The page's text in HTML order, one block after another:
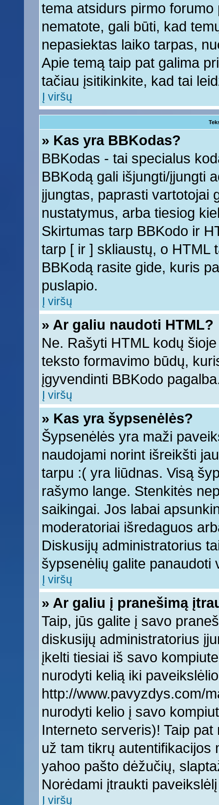
tema atsidurs pirmo
nematote, gali būti, kad
nepasiektas laiko tarpas,
Apie temą taip pat galima
tačiau įsitikinkite, kad tai
Į viršų
» Kas yra BBKodas?
BBKodas - tai specialus
BBKodą gali išjungti/įjungti
įjungtas, paprasti vartotojai
nustatymus, arba tiesiog
Skirtumas tarp BBKodo ir
tarp [ ir ] skliaustų, o HTML
BBKodą rasite gide, kuris
puslapio.
Į viršų
» Ar galiu naudoti HTML?
Ne. Rašyti HTML kodų
teksto formavimo būdų,
įgyvendinti BBKodo
Į viršų
» Kas yra šypsenėlės?
Šypsenėlės yra maži
naudojami norint išreikšti
tarpu :( yra liūdnas. Visą
rašymo lange. Stenkitės
saikingai. Jos labai
moderatoriai išredaguos
Diskusijų administratorius
šypsenėlių galite panaudoti
Į viršų
» Ar galiu į pranešimą
Taip, jūs galite į savo
diskusijų administratorius
įkelti tiesiai iš savo
nurodyti kelią iki
http://www.pavyzdys.com/
nurodyti kelio į savo
Interneto serveris)! Taip
už tam tikrų autentifikacijos
yahoo pašto dėžučių,
Norėdami įtraukti
Į viršų